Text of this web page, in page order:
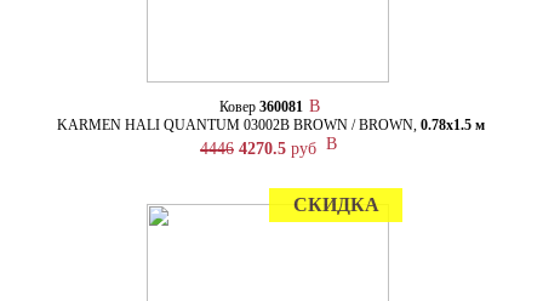
Ковер 360081
KARMEN HALI QUANTUM 03002B BROWN / BROWN, 0.78х1.5 м
4446 4270.5 руб
СКИДКА